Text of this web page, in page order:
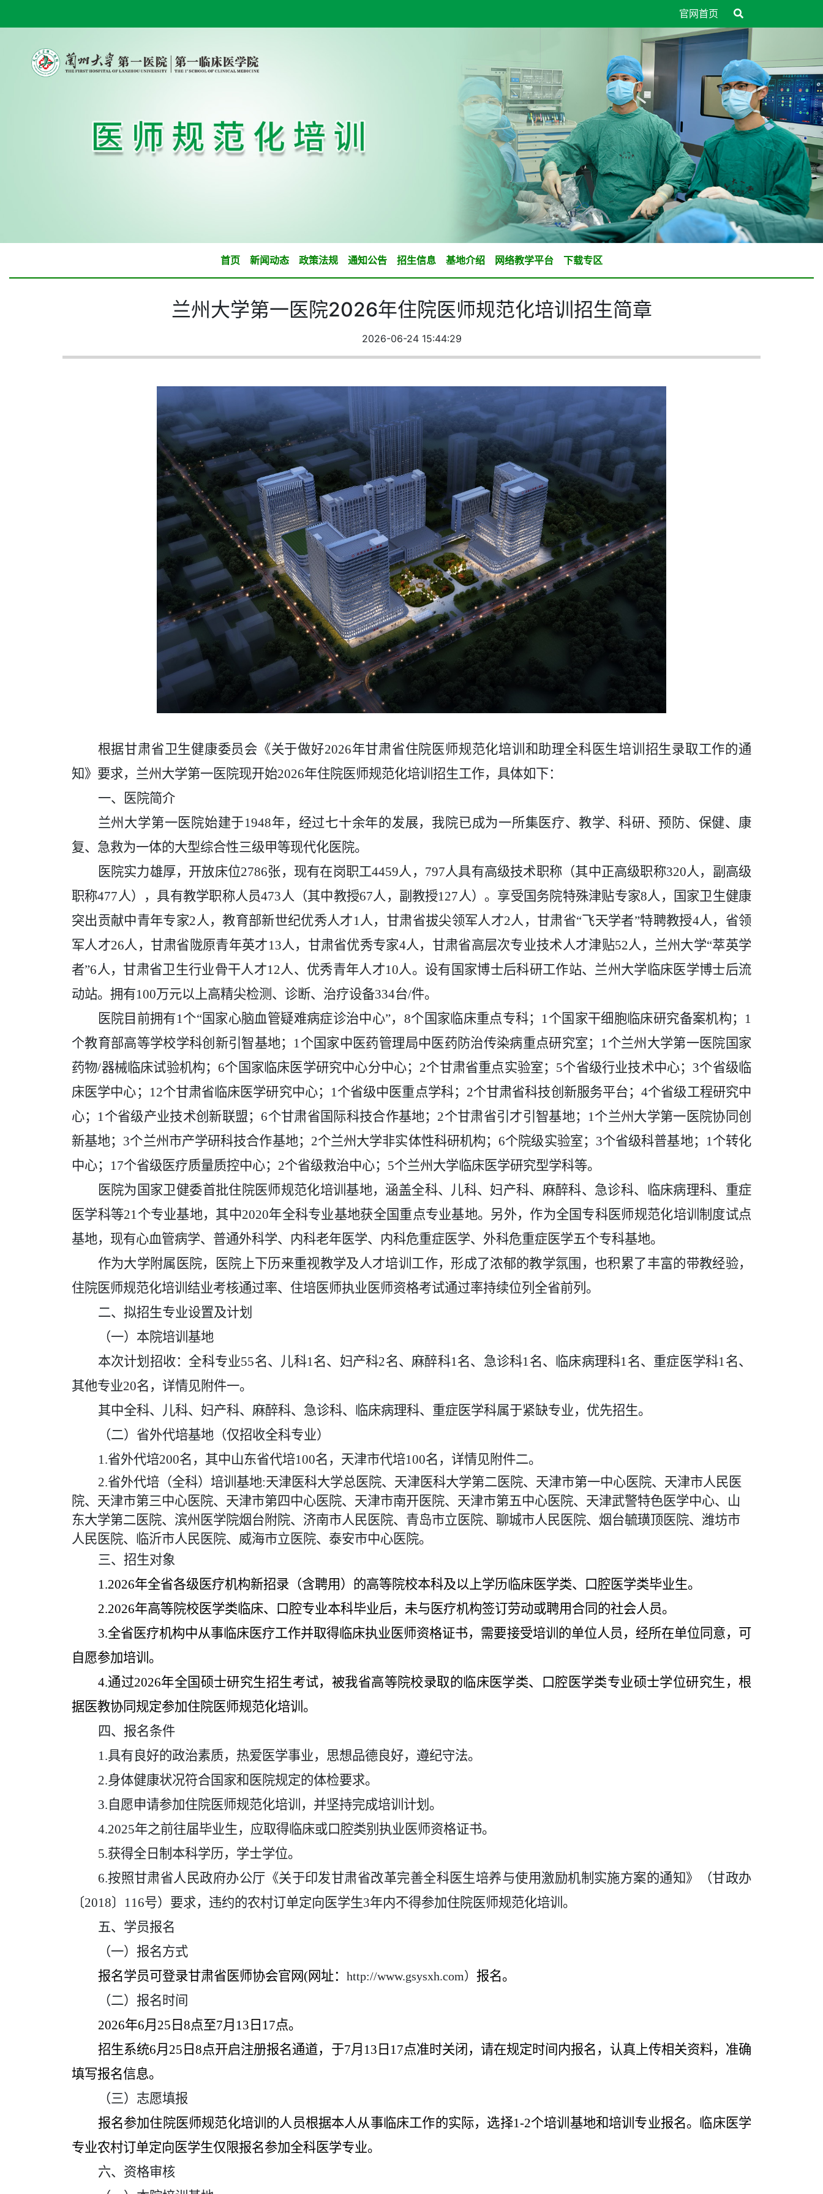
官网首页
首页 新闻动态 政策法规 通知公告 招生信息 基地介绍 网络教学平台 下载专区
兰州大学第一医院2026年住院医师规范化培训招生简章
2026-06-24 15:44:29
根据甘肃省卫生健康委员会《关于做好2026年甘肃省住院医师规范化培训和助理全科医生培训招生录取工作的通
知》要求，兰州大学第一医院现开始2026年住院医师规范化培训招生工作，具体如下 ：
一、医院简介
兰州大学第一医院始建于1948年， 经过七十余年的发展，我院已成为一所集医疗、教学、科研、预防、保健、康
复、急救为一体的大型综合性三级甲等现代化医院。
医院实力雄厚，开放床位2786张， 现有在岗职工4459人， 797人具有高级技术职称（其中正高级职称320人，副高级
职称477人），具有教学职称人员473人（其中教授67人，副教授127人）。享受国务院特殊津贴专家8人，国家卫生健康
突出贡献中青年专家2人，教育部新世纪优秀人才1人，甘肃省拔尖领军人才2人，甘肃省“飞天学者”特聘教授4人，省领
军人才26人，甘肃省陇原青年英才13人，甘肃省优秀专家4人，甘肃省高层次专业技术人才津贴52人，兰州大学“萃英学
者”6人，甘肃省卫生行业骨干人才12人、优秀青年人才10人。设有国家博士后科研工作站、兰州大学临床医学博士后流
动站。拥有100万元以上高精尖检测、诊断、治疗设备334台/件。
医院目前拥有1个“国家心脑血管疑难病症诊治中心”，8个国家临床重点专科；1个国家干细胞临床研究备案机构；1
个教育部高等学校学科创新引智基地； 1个国家中医药管理局中医药防治传染病重点研究室；1个兰州大学第一医院国家
药物/器械临床试验机构； 6个国家临床医学研究中心分中心；2个甘肃省重点实验室；5个省级行业技术中心；3个省级临
床医学中心；12个甘肃省临床医学研究中心； 1个省级中医重点学科；2个甘肃省科技创新服务平台；4个省级工程研究中
心；1个省级产业技术创新联盟； 6个甘肃省国际科技合作基地；2个甘肃省引才引智基地；1个兰州大学第一医院协同创
新基地； 3个兰州市产学研科技合作基地；2个兰州大学非实体性科研机构； 6个院级实验室；3个省级科普基地；1个转化
中心； 17个省级医疗质量质控中心；2个省级救治中心； 5个兰州大学临床医学研究型学科等。
医院为 国家卫健委首批住院医师规范化培训基地，涵盖全科、儿科、妇产科、麻醉科、急诊科、临床病理科、重症
医学科等21个专业基地，其中2020年全科专业基地获全国重点专业基地。另外，作为全国专科医师规范化培训制度试点
基地， 现有心血管病学、普通外科学、内科老年医学、内科危重症医学、外科危重症医学五个专科基地。
作为大学附属医院，医院上下历来重视教学及人才培训工作，形成了浓郁的教学氛围，也积累了丰富的带教经验，
住院医师规范化培训结业考核通过率、 住培医师执业医师资格考试通过率持续位列全省前列。
二、拟招生专业设置及计划
（一）本院培训基地
本次计划招收：全科专业55名、儿科1名、妇产科2名、麻醉科1名、急诊科1名、临床病理科1名、重症医学科1名、
其他专业20名， 详情见附件一。
其中全科、儿科、妇产科、麻醉科、急诊科、临床病理科、重症医学科属于紧缺专业，优先招生。
（二）省外代培基地（仅招收全科专业）
1.省外代培200名，其中山东省代培100名，天津市代培100名，详情见附件二。
2.省外代培（全科）培训基地:天津医科大学总医院、天津医科大学第二医院、天津市第一中心医院、天津市人民医
院、天津市第三中心医院、天津市第四中心医院、天津市南开医院、天津市第五中心医院、天津武警特色医学中心、山
东大学第二医院、滨州医学院烟台附院、济南市人民医院、青岛市立医院、聊城市人民医院、烟台毓璜顶医院、潍坊市
人民医院、临沂市人民医院、威海市立医院、泰安市中心医院。
三、招生对象
1.2026年全省各级医疗机构新招录（含聘用）的高等院校本科及以上学历临床医学类、口腔医学类毕业生。
2.2026年高等院校医学类临床、口腔专业本科毕业后，未与医疗机构签订劳动或聘用合同的社会人员。
3.全省医疗机构中从事临床医疗工作并取得临床执业医师资格证书，需要接受培训的单位人员，经所在单位同意，可
自愿参加培训。
4.通过2026年全国硕士研究生招生考试，被我省高等院校录取的临床医学类、口腔医学类专业硕士学位研究生，根
据医教协同规定参加住院医师规范化培训。
四、报名条件
1.具有良好的政治素质，热爱医学事业，思想品德良好，遵纪守法。
2.身体健康状况符合国家和医院规定的体检要求。
3. 自愿申请参加住院医师规范化培训，并坚持完成培训计划。
4.2025年之前往届毕业生，应取得临床或口腔类别执业医师资格证书。
5.获得全日制本科学历，学士学位。
6.按照甘肃省人民政府办公厅 《关于印发甘肃省改革完善全科医生培养与使用激励机制实施方案的通知》（甘政办
〔2018〕116号） 要求，违约的农村订单定向医学生3年内不得参加住院医师规范化培训。
五、学员报名
（一） 报名方式
报名学员可 登录甘肃省 医师协会官网 (网址： http://www.gsysxh.com） 报名。
（二） 报名 时间
2026年6月 25 日 8点至7月 13 日 17点。
招生系统6月25日8点开启注册报名通道，于7月13日17点准时关闭，请在规定时间内报名，认真上传相关资料，准确
填写报名信息。
（三） 志愿填报
报名参加住院医师规范化培训的人员根据本人从事临床工作的实际，选择1-2个培训基地和培训专业报名。 临床医学
专业农村订单定向医学生仅限报名参加全科医学专业。
六、资格审核